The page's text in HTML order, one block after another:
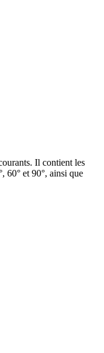
Il contient les
60° et 90°, ainsi que